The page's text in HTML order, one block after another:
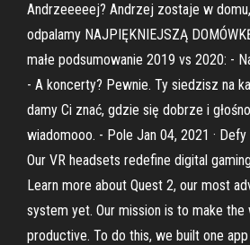
Andrzeeeeej? Andrzej zostaje w
odpalamy NAJPIĘKNIEJSZĄ
małe podsumowanie 2019 vs 2020: -
- A koncerty? Pewnie. Ty siedzisz na
damy Ci znać, gdzie się dobrze i
wiadomooo. - Pole Jan 04, 2021 ·
Our VR headsets redefine digital
Learn more about Quest 2, our most
system yet. Our mission is to make the
productive. To do this, we built one